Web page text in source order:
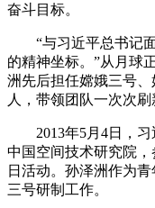
奋斗目标。
“与习近平总书记
的精神坐标。”从月球
洲先后担任嫦娥三号
人，带领团队一次次刷
2013年5月4日，
中国空间技术研究院，
日活动。孙泽洲作为
三号研制工作。